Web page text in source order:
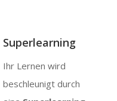
Superlearning
Ihr Lernen wird
beschleunigt durch